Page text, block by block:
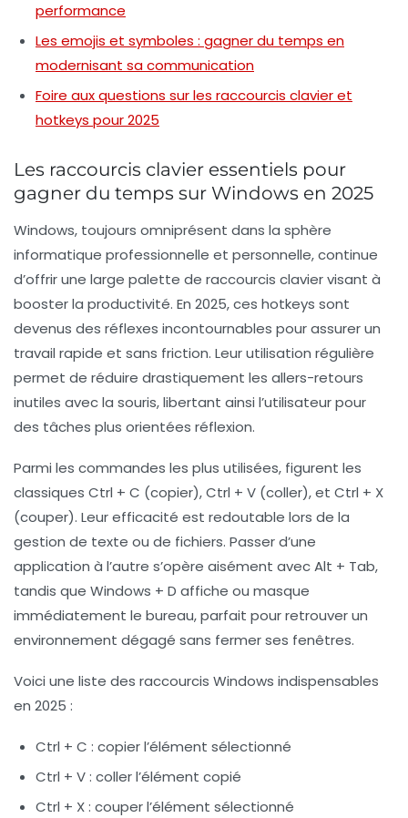
performance
Les emojis et symboles : gagner du temps en
modernisant sa communication
Foire aux questions sur les raccourcis clavier et
hotkeys pour 2025
Les raccourcis clavier essentiels pour
gagner du temps sur Windows en 2025
Windows, toujours omniprésent dans la sphère
informatique professionnelle et personnelle, continue
d’offrir une large palette de raccourcis clavier visant à
booster la productivité. En 2025, ces hotkeys sont
devenus des réflexes incontournables pour assurer un
travail rapide et sans friction. Leur utilisation régulière
permet de réduire drastiquement les allers-retours
inutiles avec la souris, libertant ainsi l’utilisateur pour
des tâches plus orientées réflexion.
Parmi les commandes les plus utilisées, figurent les
classiques Ctrl + C (copier), Ctrl + V (coller), et Ctrl + X
(couper). Leur efficacité est redoutable lors de la
gestion de texte ou de fichiers. Passer d’une
application à l’autre s’opère aisément avec Alt + Tab,
tandis que Windows + D affiche ou masque
immédiatement le bureau, parfait pour retrouver un
environnement dégagé sans fermer ses fenêtres.
Voici une liste des raccourcis Windows indispensables
en 2025 :
Ctrl + C : copier l’élément sélectionné
Ctrl + V: coller l’élément copié
Ctrl + X: couper l’élément sélectionné